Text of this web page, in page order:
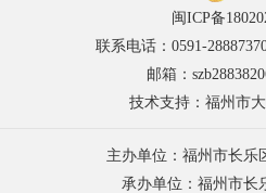
闽ICP备
联系电话：0591-
邮箱：
技术支持：福州市
主办单位：福州市长乐
承办单位：福州市长